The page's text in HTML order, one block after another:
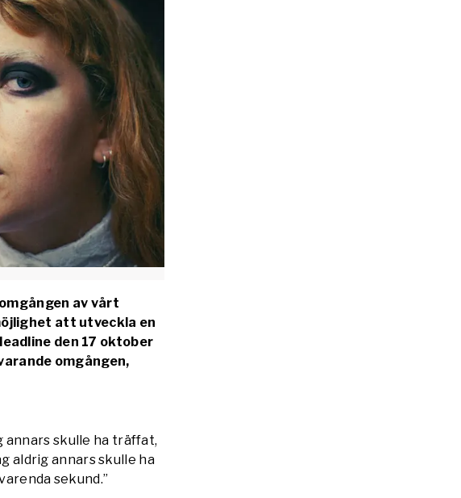
av vårt
att utveckla en
den 17 oktober
omgången,
annars skulle ha träffat,
aldrig annars skulle ha
sekund.”